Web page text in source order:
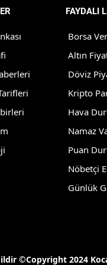
Mersin
İstanbul
Kars
Kastamonu
Kayseri
Kırşehir
Kütahya
FAYDALI
Borsa
Altın
Döviz
Kripto
Hava
Namaz
Puan
Nöbetçi
Günlük
©Copyright 2024